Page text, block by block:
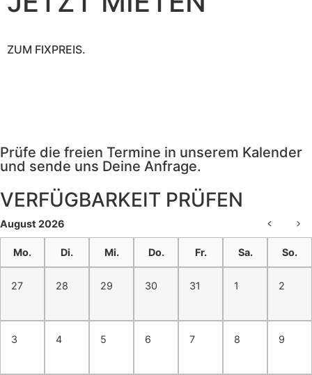
ZUM FIXPREIS.
Prüfe die freien Termine in unserem Kalender
und sende uns Deine Anfrage.
VERFÜGBARKEIT PRÜFEN​
August 2026
Mo. Di. Mi. Do. Fr. Sa. So.
27 28 29 30 31 1 2
3 4 5 6 7 8 9